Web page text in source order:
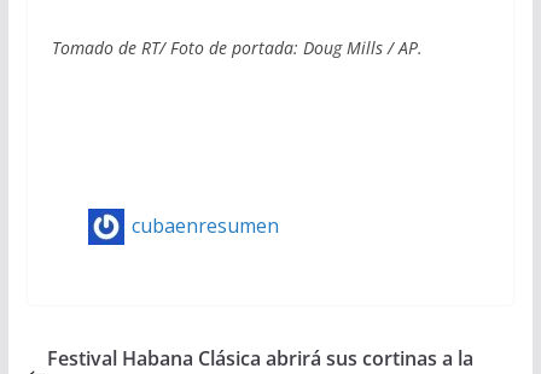
Tomado de RT/ Foto de portada: Doug Mills / AP.
cubaenresumen
Festival Habana Clásica abrirá sus cortinas a la